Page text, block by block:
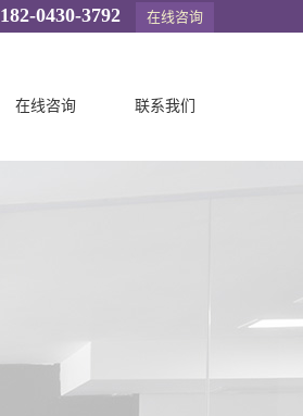
182-0430-3792 在线咨询
在线咨询 联系我们